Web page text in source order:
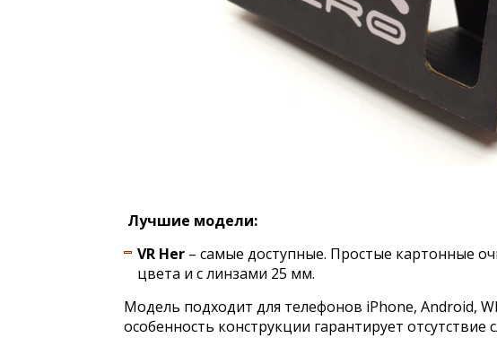
Лучшие модели:
VR Her – самые доступные. Простые картонные
цвета и с линзами 25 мм.
Модель подходит для телефонов iPhone, Android,
особенность конструкции гарантирует отсутствие